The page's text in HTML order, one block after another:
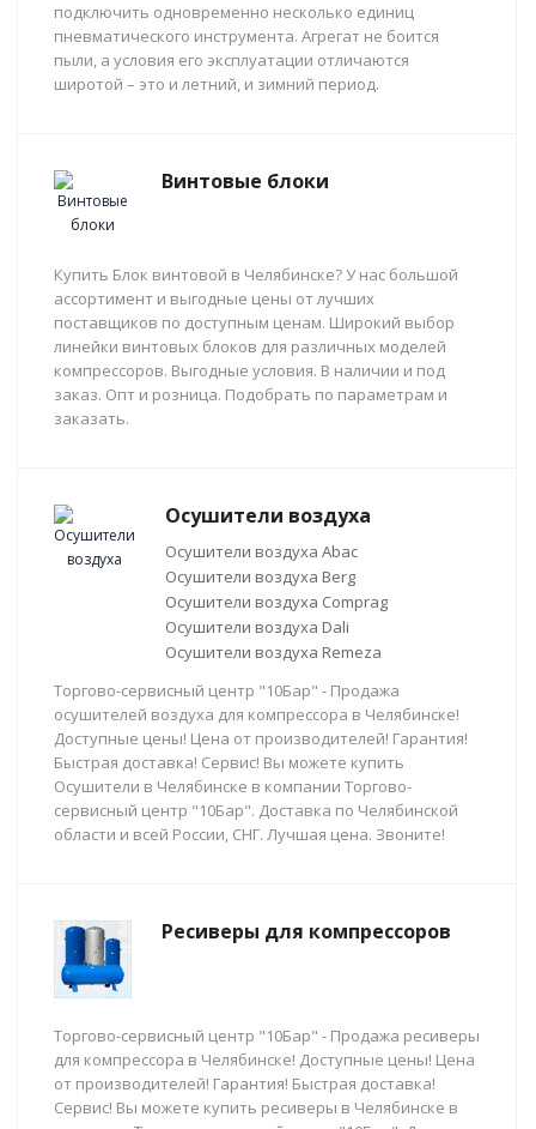
подключить одновременно несколько единиц
пневматического инструмента. Агрегат не боится
пыли, а условия его эксплуатации отличаются
широтой – это и летний, и зимний период.
Винтовые блоки
Купить Блок винтовой в Челябинске? У нас большой
ассортимент и выгодные цены от лучших
поставщиков по доступным ценам. Широкий выбор
линейки винтовых блоков для различных моделей
компрессоров. Выгодные условия. В наличии и под
заказ. Опт и розница. Подобрать по параметрам и
заказать.
Осушители воздуха
Осушители воздуха Abac
Осушители воздуха Berg
Осушители воздуха Comprag
Осушители воздуха Dali
Осушители воздуха Remeza
Торгово-сервисный центр "10Бар" - Продажа
осушителей воздуха для компрессора в Челябинске!
Доступные цены! Цена от производителей! Гарантия!
Быстрая доставка! Сервис! Вы можете купить
Осушители в Челябинске в компании Торгово-
сервисный центр "10Бар". Доставка по Челябинской
области и всей России, СНГ. Лучшая цена. Звоните!
Ресиверы для компрессоров
Торгово-сервисный центр "10Бар" - Продажа ресиверы
для компрессора в Челябинске! Доступные цены! Цена
от производителей! Гарантия! Быстрая доставка!
Сервис! Вы можете купить ресиверы в Челябинске в